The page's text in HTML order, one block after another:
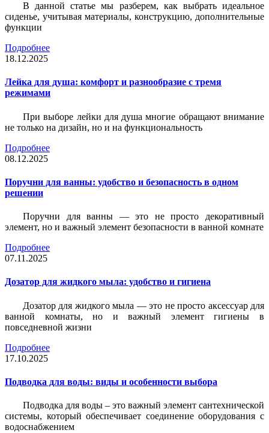
В данной статье мы разберем, как выбрать идеальное
сиденье, учитывая материалы, конструкцию, дополнительные
функции
Подробнее
18.12.2025
Лейка для душа: комфорт и разнообразие с тремя
режимами
При выборе лейки для душа многие обращают внимание
не только на дизайн, но и на функциональность
Подробнее
08.12.2025
Поручни для ванны: удобство и безопасность в одном
решении
Поручни для ванны — это не просто декоративный
элемент, но и важный элемент безопасности в ванной комнате
Подробнее
07.11.2025
Дозатор для жидкого мыла: удобство и гигиена
Дозатор для жидкого мыла — это не просто аксессуар для
ванной комнаты, но и важный элемент гигиены в
повседневной жизни
Подробнее
17.10.2025
Подводка для воды: виды и особенности выбора
Подводка для воды – это важный элемент сантехнической
системы, который обеспечивает соединение оборудования с
водоснабжением